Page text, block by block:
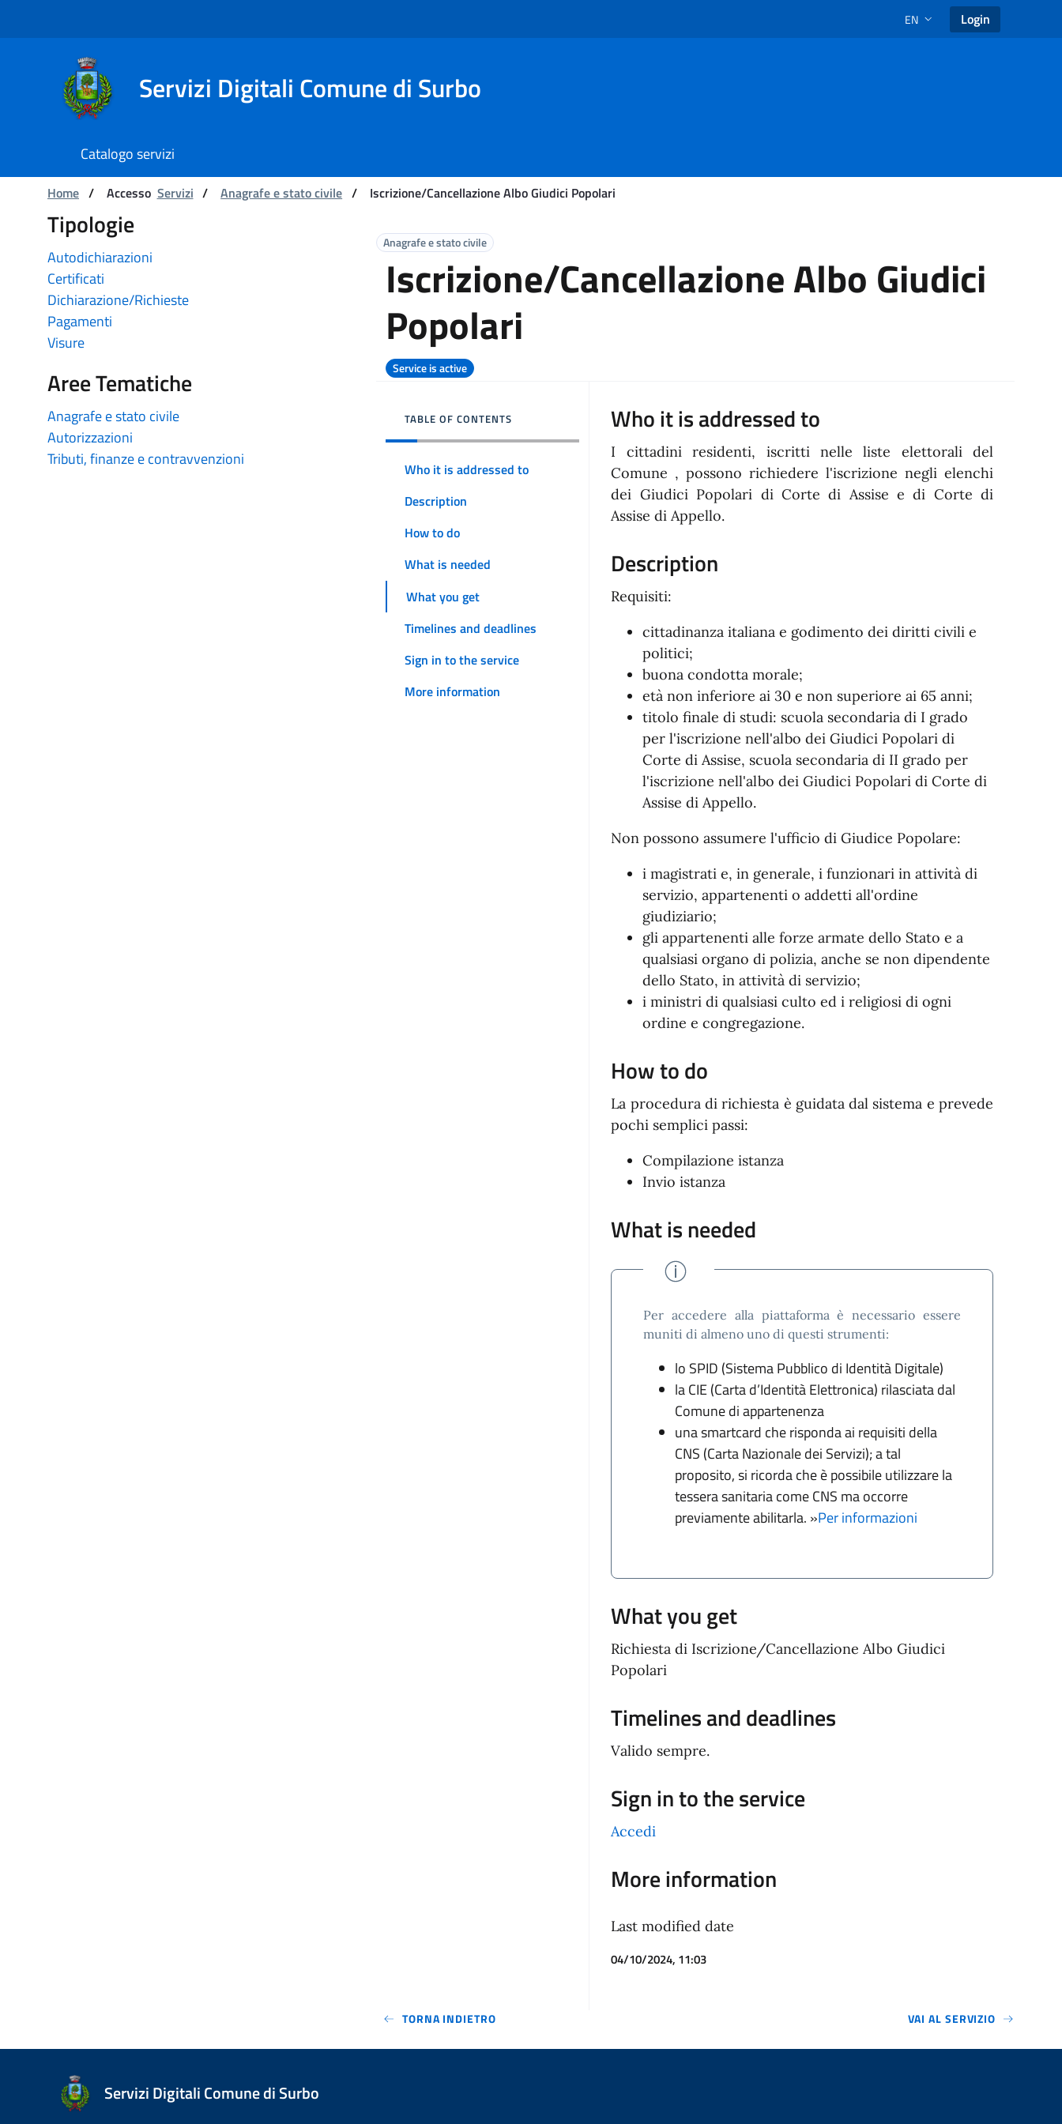
Navigation LANGUAGE SELECTION:
EN Login
Servizi Digitali Comune di Surbo
Catalogo servizi
Catalogo servizi
You are:
Home / Accesso Servizi / Anagrafe e stato civile / Iscrizione/Cancellazione Albo Giudici Popolari
Tipologie
Autodichiarazioni
Certificati
Dichiarazione/Richieste
Pagamenti
Visure
Aree Tematiche
Anagrafe e stato civile
Autorizzazioni
Tributi, finanze e contravvenzioni
Anagrafe e stato civile
Iscrizione/Cancellazione Albo Giudici
Popolari
Service is active
TABLE OF CONTENTS
Who it is addressed to
Description
How to do
What is needed
What you get
Timelines and deadlines
Sign in to the service
More information
Who it is addressed to
I cittadini residenti, iscritti nelle liste elettorali del
Comune , possono richiedere l'iscrizione negli elenchi
dei Giudici Popolari di Corte di Assise e di Corte di
Assise di Appello.
Description
Requisiti:
cittadinanza italiana e godimento dei diritti civili e
politici;
buona condotta morale;
età non inferiore ai 30 e non superiore ai 65 anni;
titolo finale di studi: scuola secondaria di I grado
per l'iscrizione nell'albo dei Giudici Popolari di
Corte di Assise, scuola secondaria di II grado per
l'iscrizione nell'albo dei Giudici Popolari di Corte di
Assise di Appello.
Non possono assumere l'ufficio di Giudice Popolare:
i magistrati e, in generale, i funzionari in attività di
servizio, appartenenti o addetti all'ordine
giudiziario;
gli appartenenti alle forze armate dello Stato e a
qualsiasi organo di polizia, anche se non dipendente
dello Stato, in attività di servizio;
i ministri di qualsiasi culto ed i religiosi di ogni
ordine e congregazione.
How to do
La procedura di richiesta è guidata dal sistema e prevede
pochi semplici passi:
Compilazione istanza
Invio istanza
What is needed
Per accedere alla piattaforma è necessario essere
muniti di almeno uno di questi strumenti:
lo SPID (Sistema Pubblico di Identità Digitale)
la CIE (Carta d’Identità Elettronica) rilasciata dal
Comune di appartenenza
una smartcard che risponda ai requisiti della
CNS (Carta Nazionale dei Servizi); a tal
proposito, si ricorda che è possibile utilizzare la
tessera sanitaria come CNS ma occorre
previamente abilitarla. »Per informazioni
What you get
Richiesta di Iscrizione/Cancellazione Albo Giudici
Popolari
Timelines and deadlines
Valido sempre.
Sign in to the service
Accedi
More information
Last modified date
04/10/2024, 11:03
TORNA INDIETRO VAI AL SERVIZIO
Servizi Digitali Comune di Surbo